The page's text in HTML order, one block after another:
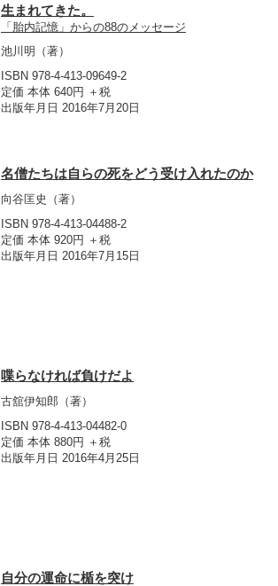
生まれてきた。
「胎内記憶」からの88のメッセージ
池川明
（著）
ISBN 978-4-413-09649-2
定価 本体 640円 ＋税
出版年月日 2016年7月20日
名僧たちは自らの死をどう受け入れたのか
向谷匡史
（著）
ISBN 978-4-413-04488-2
定価 本体 920円 ＋税
出版年月日 2016年7月15日
喋らなければ負けだよ
古舘伊知郎 （著）
ISBN 978-4-413-04482-0
定価 本体 880円 ＋税
出版年月日 2016年4月25日
自分の運命に楯を突け